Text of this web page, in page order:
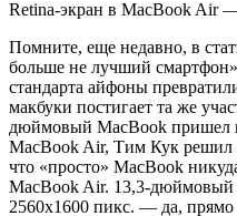
Retina-экран в MacBook Air
Помните, еще недавно, в
больше не лучший
стандарта айфоны
макбуки постигает та же
дюймовый MacBook пришел
MacBook Air, Тим Кук решил
что «просто» MacBook
MacBook Air. 13,3-дюймовый
2560х1600 пикс. — да,